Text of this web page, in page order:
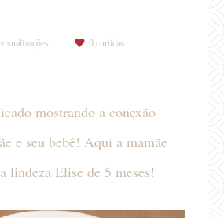
visualizações 0 curtidas
mostrando a conexão
e seu bebê! Aqui a mamãe
lindeza Elise de 5 meses!